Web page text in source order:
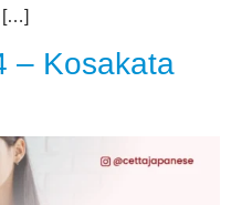
[…]
– Kosakata